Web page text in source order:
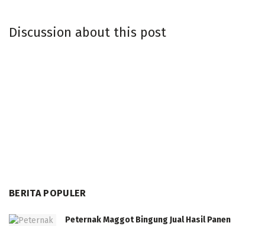
Discussion about this post
BERITA POPULER
Peternak Maggot Bingung Jual Hasil Panen